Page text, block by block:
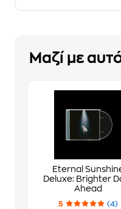
Μαζί με
Eternal
Deluxe: Brighter
Ahead
5 (4)